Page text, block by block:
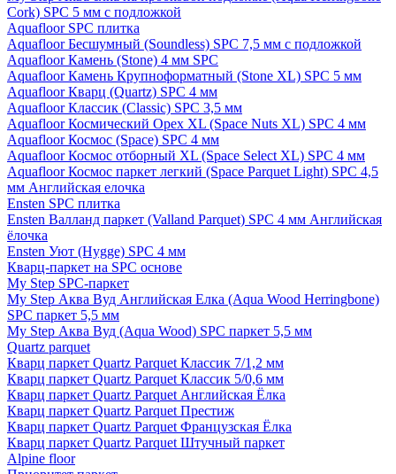
Cork) SPC 5 мм с подложкой
Aquafloor SPC плитка
Aquafloor Бесшумный (Soundless) SPC 7,5 мм с подложкой
Aquafloor Камень (Stone) 4 мм SPC
Aquafloor Камень Крупноформатный (Stone XL) SPC 5 мм
Aquafloor Кварц (Quartz) SPC 4 мм
Aquafloor Классик (Classic) SPC 3,5 мм
Aquafloor Космический Орех XL (Space Nuts XL) SPC 4 мм
Aquafloor Космос (Space) SPC 4 мм
Aquafloor Космос отборный XL (Space Select XL) SPC 4 мм
Aquafloor Космос паркет легкий (Space Parquet Light) SPC 4,5
мм Английская елочка
Ensten SPC плитка
Ensten Валланд паркет (Valland Parquet) SPC 4 мм Английская
ёлочка
Ensten Уют (Hygge) SPC 4 мм
Кварц-паркет на SPC основе
My Step SPC-паркет
My Step Аква Вуд Английская Елка (Aqua Wood Herringbone)
SPC паркет 5,5 мм
My Step Аква Вуд (Aqua Wood) SPC паркет 5,5 мм
Quartz parquet
Кварц паркет Quartz Parquet Классик 7/1,2 мм
Кварц паркет Quartz Parquet Классик 5/0,6 мм
Кварц паркет Quartz Parquet Английская Ёлка
Кварц паркет Quartz Parquet Престиж
Кварц паркет Quartz Parquet Французская Ёлка
Кварц паркет Quartz Parquet Штучный паркет
Alpine floor